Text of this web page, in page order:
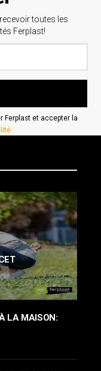
toutes les
Ferplast!
Ferplast et accepter la
LA MAISON: